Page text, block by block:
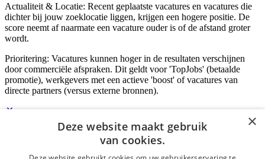
Actualiteit & Locatie: Recent geplaatste vacatures en vacatures die
dichter bij jouw zoeklocatie liggen, krijgen een hogere positie. De
score neemt af naarmate een vacature ouder is of de afstand groter
wordt.
Prioritering: Vacatures kunnen hoger in de resultaten verschijnen
door commerciële afspraken. Dit geldt voor 'TopJobs' (betaalde
promotie), werkgevers met een actieve 'boost' of vacatures van
directe partners (versus externe bronnen).
Inloggen als bedrijf
×
Deze website maakt gebruik
van cookies.